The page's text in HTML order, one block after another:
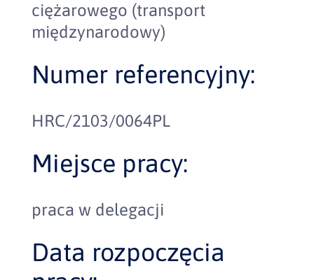
ciężarowego (transport
międzynarodowy)
Numer referencyjny:
HRC/2103/0064PL
Miejsce pracy:
praca w delegacji
Data rozpoczęcia